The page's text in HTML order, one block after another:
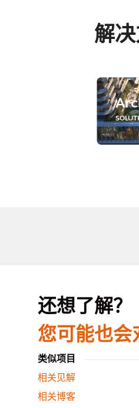
解
还想了解？
您可能也会
类似项目
相关见解
相关博客